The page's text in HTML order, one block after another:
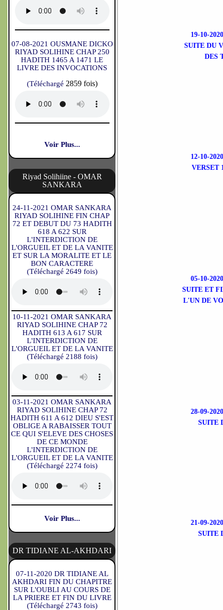
07-08-2021 OUSMANE DICKO
RIYAD SOLIHINE CHAP 250
HADITH 1465 A 1471 LE
LIVRE DES INVOCATIONS
(Téléchargé 2859 fois)
Voir Plus...
Riyad Solihiine - OMAR
SANKARA
24-11-2021 OMAR SANKARA
RIYAD SOLIHINE FIN CHAP
72 ET DEBUT DU 73 HADITH
618 A 622 SUR
L'INTERDICTION DE
L'ORGUEIL ET DE LA VANITE
ET SUR LA MORALITE ET LE
BON CARACTERE
(Téléchargé 2649 fois)
10-11-2021 OMAR SANKARA
RIYAD SOLIHINE CHAP 72
HADITH 613 A 617 SUR
L'INTERDICTION DE
L'ORGUEIL ET DE LA VANITE
(Téléchargé 2188 fois)
03-11-2021 OMAR SANKARA
RIYAD SOLIHINE CHAP 72
HADITH 611 A 612 DIEU S'EST
OBLIGE A RABAISSER TOUT
CE QUI S'ELEVE DES CHOSES
DE CE MONDE
L'INTERDICTION DE
L'ORGUEIL ET DE LA VANITE
(Téléchargé 2274 fois)
Voir Plus...
DR TIDIANE AL-AKHDARI
07-11-2020 DR TIDIANE AL
AKHDARI FIN DU CHAPITRE
SUR L'OUBLI AU COURS DE
LA PRIERE ET FIN DU LIVRE
(Téléchargé 2743 fois)
19-10-
SUITE DU
DES
12-10-
VERSET
05-10-
SUITE ET
L'UN DE
28-09-
SUITE
21-09-
SUITE